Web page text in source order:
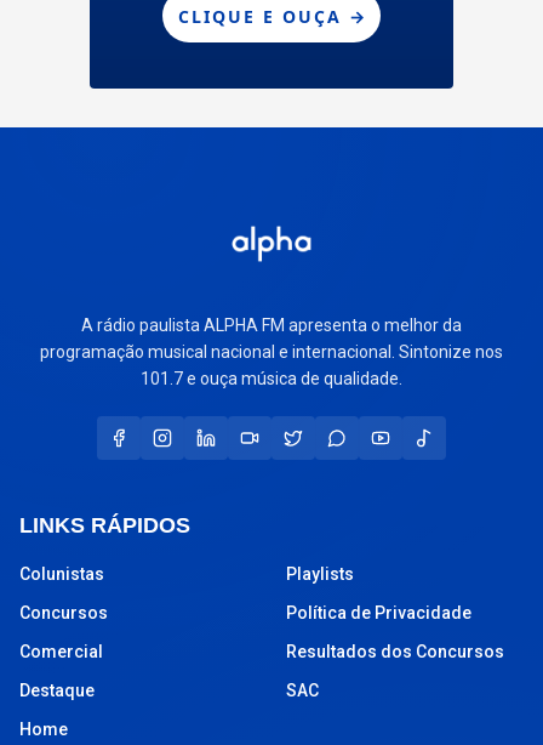
A rádio paulista ALPHA FM apresenta o melhor da
programação musical nacional e internacional. Sintonize nos
101.7 e ouça música de qualidade.
LINKS RÁPIDOS
Colunistas
Concursos
Comercial
Destaque
Home
Playlists
Política de Privacidade
Resultados dos Concursos
SAC